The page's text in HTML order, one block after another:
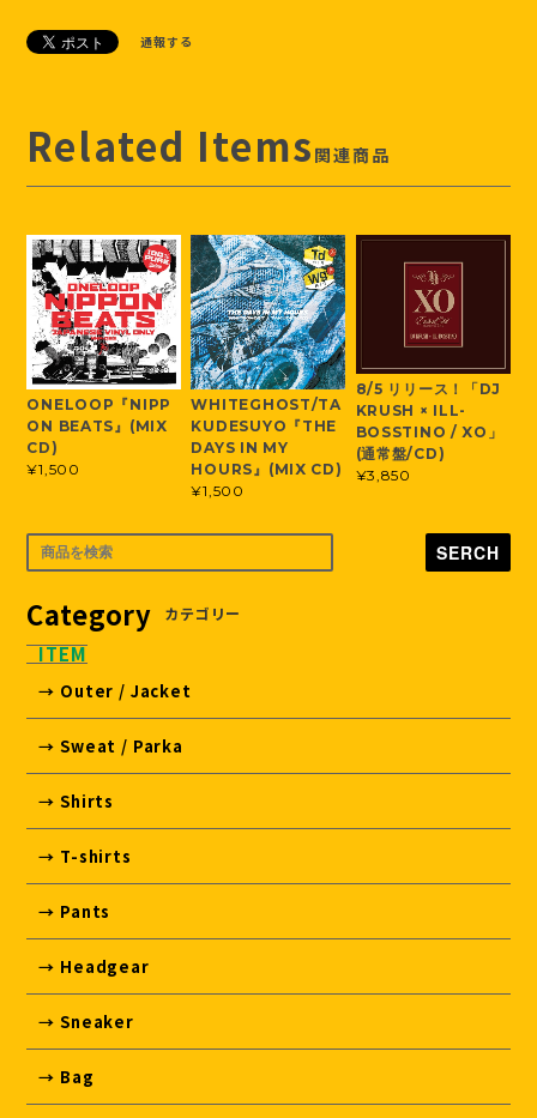
通報する
Related Items 関連商品
ONELOOP『NIPP
ON BEATS』(MIX
CD)
¥1,500
WHITEGHOST/TA
KUDESUYO『THE
DAYS IN MY
HOURS』(MIX CD)
¥1,500
8/5 リリース！「DJ
KRUSH × ILL-
BOSSTINO / XO」
(通常盤/CD)
¥3,850
SERCH
Category カテゴリー
ITEM
→ Outer / Jacket
→ Sweat / Parka
→ Shirts
→ T-shirts
→ Pants
→ Headgear
→ Sneaker
→ Bag